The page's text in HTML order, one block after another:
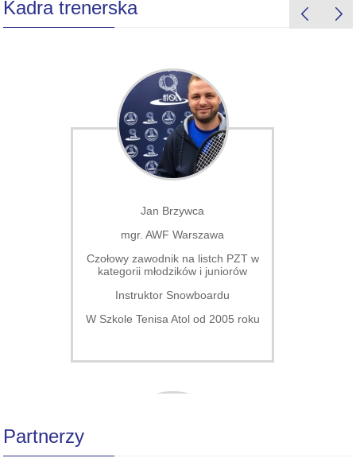
Kadra trenerska
Jan Brzywca
mgr. AWF Warszawa
Czołowy zawodnik na listch PZT w
kategorii młodzików i juniorów
Instruktor Snowboardu
W Szkole Tenisa Atol od 2005 roku
Partnerzy